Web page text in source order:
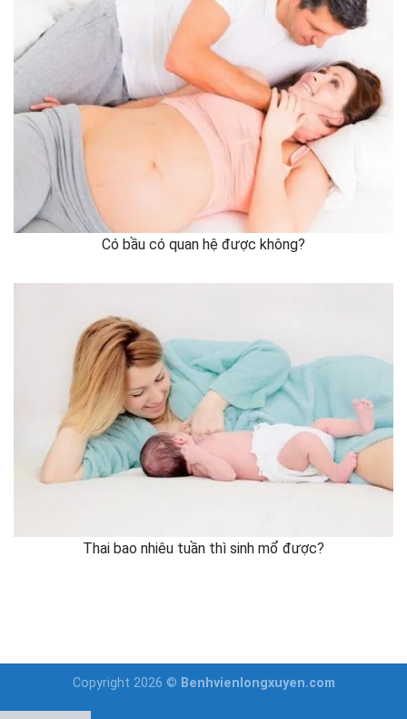
Có bầu có quan hệ được không?
Thai bao nhiêu tuần thì sinh mổ được?
Copyright 2026 © Benhvienlongxuyen.com